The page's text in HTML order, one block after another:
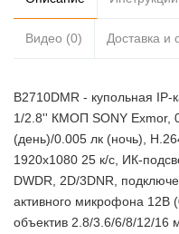
Видео (0) Доставка и
B2710DMR - купольная IP-
1/2.8'' КМОП SONY Exmor,
(день)/0.005 лк (ночь),
1920х1080 25 к/с, ИК-
DWDR, 2D/3DNR,
активного микрофона 12В
объектив 2.8/3.6/6/8/12/16